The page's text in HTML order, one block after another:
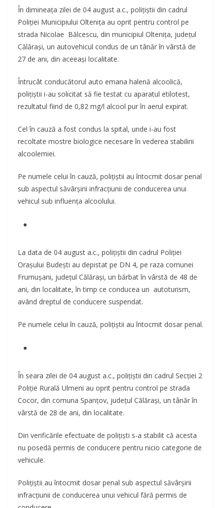
În dimineața zilei de 04 august a.c., polițiștii din cadrul
Poliției Municipiului Oltenița au oprit pentru control pe
strada Nicolae Bălcescu, din municipiul Oltenița, județul
Călărași, un autovehicul condus de un tânăr în vârstă de
27 de ani, din aceeași localitate.
Întrucât conducătorul auto emana halenă alcoolică,
polițiștii i-au solicitat să fie testat cu aparatul etilotest,
rezultatul fiind de 0,82 mg/l alcool pur în aerul expirat.
Cel în cauză a fost condus la spital, unde i-au fost
recoltate mostre biologice necesare în vederea stabilirii
alcoolemiei.
Pe numele celui în cauză, polițiștii au întocmit dosar penal
sub aspectul săvârșirii infracțiunii de conducerea unui
vehicul sub influența alcoolului.
La data de 04 august a.c., polițiștii din cadrul Poliției
Orașului Budești au depistat pe DN 4, pe raza comunei
Frumușani, județul Călărași, un bărbat în vârstă de 48 de
ani, din localitate, în timp ce conducea un autoturism,
având dreptul de conducere suspendat.
Pe numele celui în cauză, polițiștii au întocmit dosar penal.
În seara zilei de 04 august a.c., polițiștii din cadrul Secției 2
Poliție Rurală Ulmeni au oprit pentru control pe strada
Cocor, din comuna Spanțov, județul Călărași, un tânăr în
vârstă de 28 de ani, din localitate.
Din verificările efectuate de polițiști s-a stabilit că acesta
nu posedă permis de conducere pentru nicio categorie de
vehicule.
Polițiștii au întocmit dosar penal sub aspectul săvârșirii
infracțiunii de conducerea unui vehicul fără permis de